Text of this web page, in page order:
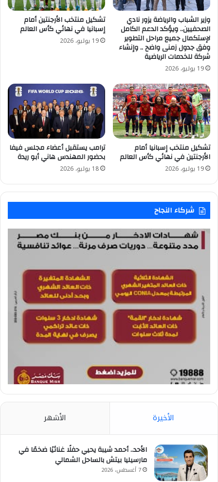
وزير الشباب والرياضة يزور نادي
الصحفيين.. ويؤكد الدعم الكامل
لإستكمال جميع مراحل التطوير
وفق جدول زمنى واضح .. وإنشاء
شركة للخدمات الرياضية
19 يوليو، 2026
تشكيل منتخب الأرجنتين أمام
إسبانيا في نهائي كأس العالم
19 يوليو، 2026
تشكيل منتخب إسبانيا أمام
الأرجنتين في نهائي كأس العالم
19 يوليو، 2026
ترامب يستقبل أعضاء مجلس فيفا
بحضور المهندس هاني أبو ريدة
18 يوليو، 2026
شركاء النجاح
الأخيرة الأشهر
الأحد.. أحمد شيبة يحيي حفلًا غنائيًا ضخمًا في
مارسيليا بيتش بالساحل الشمالي
7 أغسطس، 2026